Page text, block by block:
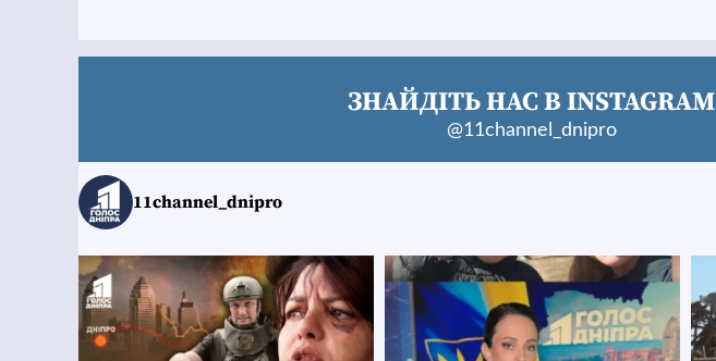
ЗНАЙДІТЬ НАС В INSTAGRAM
@11channel_dnipro
11channel_dnipro